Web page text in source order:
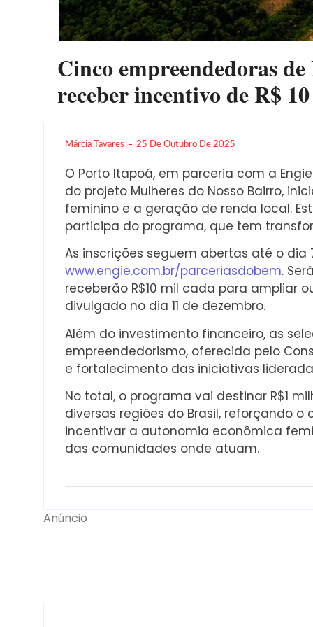
Cinco empreendedoras
receber incentivo de R$
Márcia Tavares 25 De Outubro De 2025
O Porto Itapoá, em parceria com a
do projeto Mulheres do Nosso Bairro,
feminino e a geração de renda local.
participa do programa, que tem
As inscrições seguem abertas até o
www.engie.com.br/parceriasdobem.
receberão R$10 mil cada para ampliar
divulgado no dia 11 de dezembro.
Além do investimento financeiro, as
empreendedorismo, oferecida pelo
e fortalecimento das iniciativas
No total, o programa vai destinar R$1
diversas regiões do Brasil, reforçando
incentivar a autonomia econômica
das comunidades onde atuam.
Anúncio